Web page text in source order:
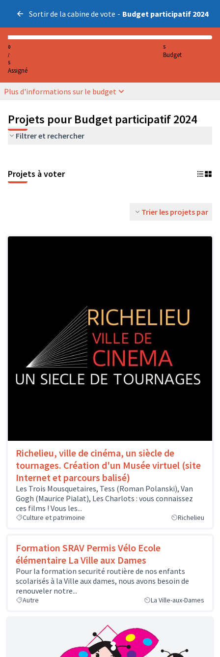
Sortir de la cabine de vote - Budget participatif 2024
0
/
5
Assigné
5
Budget
Plus d'informations sur le budget
Projets pour Budget participatif 2024
Filtrer et rechercher
Projets à voter
Trier les projets par
Richelieu, ville de cinéma, un siècle de
tournages. Création d'un Musée virtuel (site
Internet et parcours balisé)
Les Trois Mousquetaires, Tess (Roman Polanski), Van
Gogh (Maurice Pialat), Les Charlots : vous connaissez
ces films ! Vous les...
Culture et patrimoine Richelieu
Formation SRAV Permis Vélo Ecole
élémentaire La Ville aux Dames
Pour la formation securité routière de nos enfants
scolarisés à la Ville aux dames, nous avons besoin de
renouveler notre...
Autre La Ville-aux-Dames